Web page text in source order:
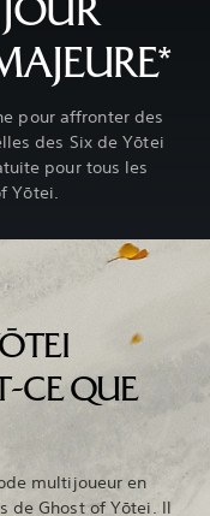
pour affronter des
des Six de Yōtei
pour tous les
Yōtei.
CE QUE
multijoueur en
de Ghost of Yōtei. Il